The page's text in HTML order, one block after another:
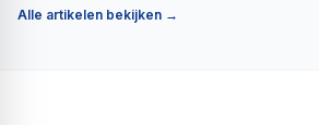
Alle artikelen bekijken →